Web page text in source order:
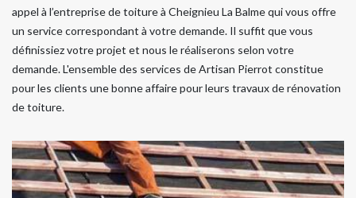
appel à l’entreprise de toiture à Cheignieu La Balme qui vous offre
un service correspondant à votre demande. Il suffit que vous
définissiez votre projet et nous le réaliserons selon votre
demande. L'ensemble des services de Artisan Pierrot constitue
pour les clients une bonne affaire pour leurs travaux de rénovation
de toiture.